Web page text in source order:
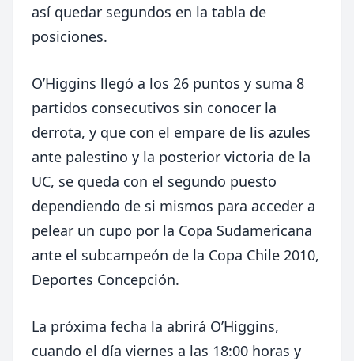
así quedar segundos en la tabla de
posiciones.
O’Higgins llegó a los 26 puntos y suma 8
partidos consecutivos sin conocer la
derrota, y que con el empare de lis azules
ante palestino y la posterior victoria de la
UC, se queda con el segundo puesto
dependiendo de si mismos para acceder a
pelear un cupo por la Copa Sudamericana
ante el subcampeón de la Copa Chile 2010,
Deportes Concepción.
La próxima fecha la abrirá O’Higgins,
cuando el día viernes a las 18:00 horas y